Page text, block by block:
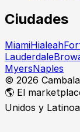
Ciudades
MiamiHialeah
Lauderdale
MyersNaples
© 2026
🌎 El
Unidos y